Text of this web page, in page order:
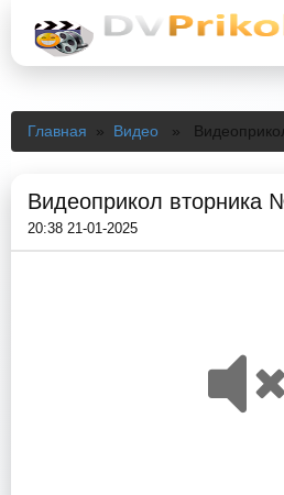
Главная » Видео »
Видеоприкол вторника
20:38 21-01-2025